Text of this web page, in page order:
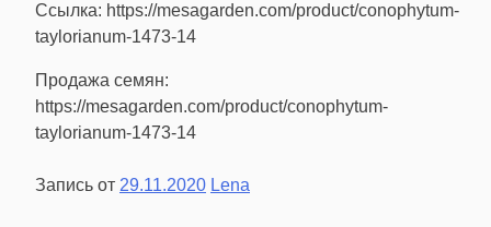
Ссылка: https://mesagarden.com/product/conophytum-
taylorianum-1473-14
Продажа семян:
https://mesagarden.com/product/conophytum-
taylorianum-1473-14
Запись от 29.11.2020 Lena